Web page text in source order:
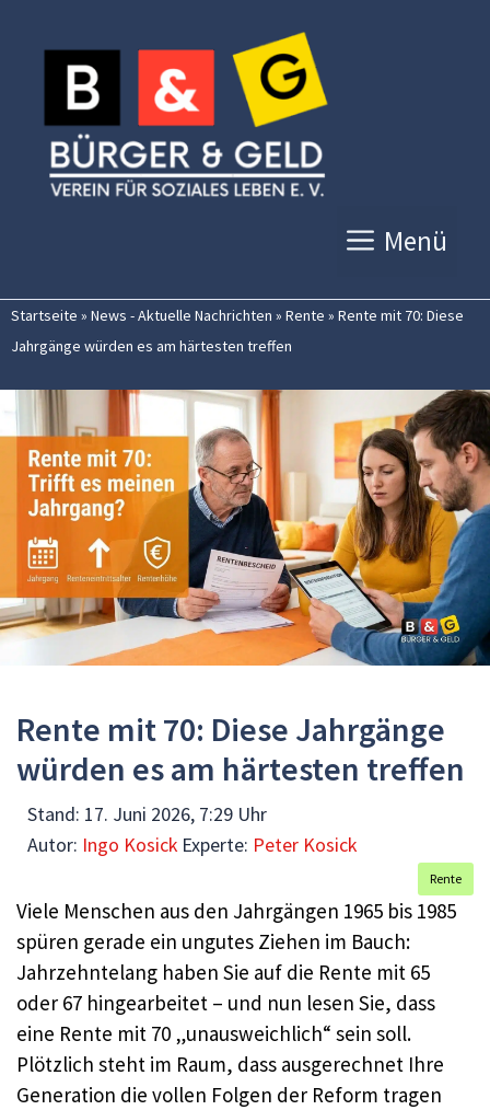
Inhalt
springen
Menü
Startseite » News - Aktuelle Nachrichten » Rente » Rente mit 70: Diese
Jahrgänge würden es am härtesten treffen
Rente mit 70: Diese Jahrgänge
würden es am härtesten treffen
Stand: 17. Juni 2026, 7:29 Uhr
Autor: Ingo Kosick Experte: Peter Kosick
Rente
Viele Menschen aus den Jahrgängen 1965 bis 1985
spüren gerade ein ungutes Ziehen im Bauch:
Jahrzehntelang haben Sie auf die Rente mit 65
oder 67 hingearbeitet – und nun lesen Sie, dass
eine Rente mit 70 „unausweichlich“ sein soll.
Plötzlich steht im Raum, dass ausgerechnet Ihre
Generation die vollen Folgen der Reform tragen